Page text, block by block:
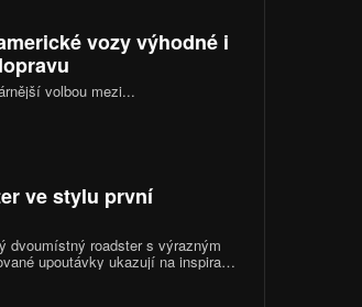
vozy výhodné i
volbou mezi...
ve stylu první
dvoumístný roadster s výrazným
upoutávky ukazují na inspiraci
jejím provedením po
mít technický základ v Mazdě